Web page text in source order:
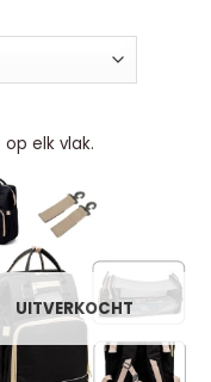
elk vlak.
UITVERKOCHT